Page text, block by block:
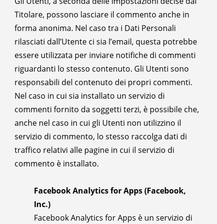
Titolare, possono lasciare il commento anche in
forma anonima. Nel caso tra i Dati Personali
rilasciati dall’Utente ci sia l’email, questa potrebbe
essere utilizzata per inviare notifiche di commenti
riguardanti lo stesso contenuto. Gli Utenti sono
responsabili del contenuto dei propri commenti.
Nel caso in cui sia installato un servizio di
commenti fornito da soggetti terzi, è possibile che,
anche nel caso in cui gli Utenti non utilizzino il
servizio di commento, lo stesso raccolga dati di
traffico relativi alle pagine in cui il servizio di
commento è installato.
Facebook Analytics for Apps (Facebook,
Inc.)
Facebook Analytics for Apps è un servizio di